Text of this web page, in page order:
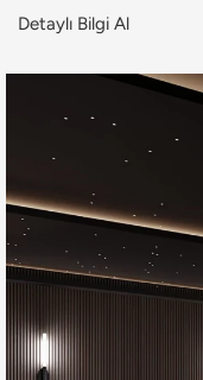
Detaylı Bilgi Al